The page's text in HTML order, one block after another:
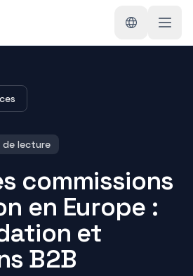
de lecture
commissions
en Europe :
et
B2B